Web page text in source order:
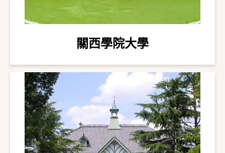
關西學院大學